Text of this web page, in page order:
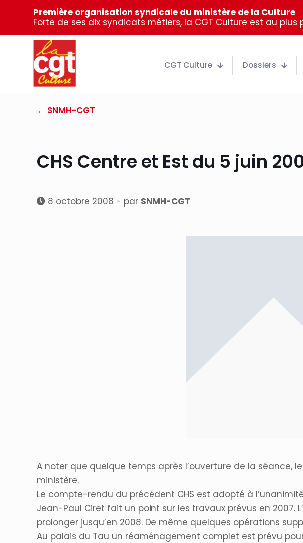
Première organisation syndicale du ministère de la Culture
Forte de ses dix syndicats métiers, la CGT Culture est au plus
CGT Culture Dossiers
← SNMH-CGT
CHS Centre et Est du 5 juin
8 octobre 2008 - par SNMH-CGT
A noter que quelque temps après l’ouverture de la séance,
ministère.
Le compte-rendu du précédent CHS est adopté à
Jean-Paul Ciret fait un point sur les travaux prévus en
prolonger jusqu’en 2008. De même quelques opérations
Au palais du Tau un réaménagement complet est prévu